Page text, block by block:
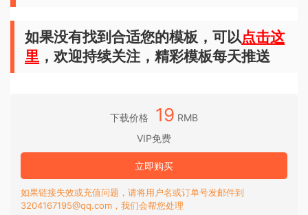
如果没有找到合适您的模板，可以点击这
里 ，欢迎持续关注，精彩模板每天推送
下载价格 19 RMB
VIP免费
立即购买
如果链接失效或充值问题，请将用户名或订单号发邮件到
3204167195@qq.com，我们会帮您处理